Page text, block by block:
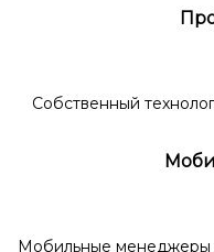
Собственный
Мобильные менеджеры